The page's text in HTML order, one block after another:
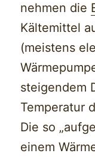
nehmen die
Kältemittel
(meistens
steigendem
Temperatur
Die so
einem